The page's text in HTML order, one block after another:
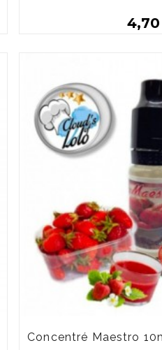
Plus de
Concentré Maestro